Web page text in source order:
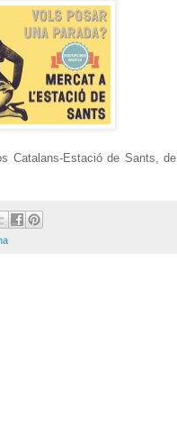
Catalans-Estació de Sants, de